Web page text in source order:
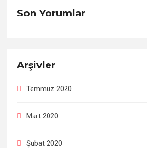
Son Yorumlar
Arşivler
Temmuz 2020
Mart 2020
Şubat 2020